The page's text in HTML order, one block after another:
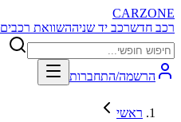
CARZONE
רכב חדשרכב יד שניההשוואת רכבים
הרשמה/התחברות
ראשי